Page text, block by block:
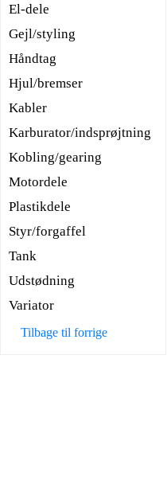
El-dele
Gejl/styling
Håndtag
Hjul/bremser
Kabler
Karburator/indsprøjtning
Kobling/gearing
Motordele
Plastikdele
Styr/forgaffel
Tank
Udstødning
Variator
Tilbage til forrige